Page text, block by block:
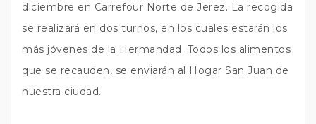
diciembre en Carrefour Norte de Jerez. La recogida
se realizará en dos turnos, en los cuales estarán los
más jóvenes de la Hermandad. Todos los alimentos
que se recauden, se enviarán al Hogar San Juan de
nuestra ciudad.